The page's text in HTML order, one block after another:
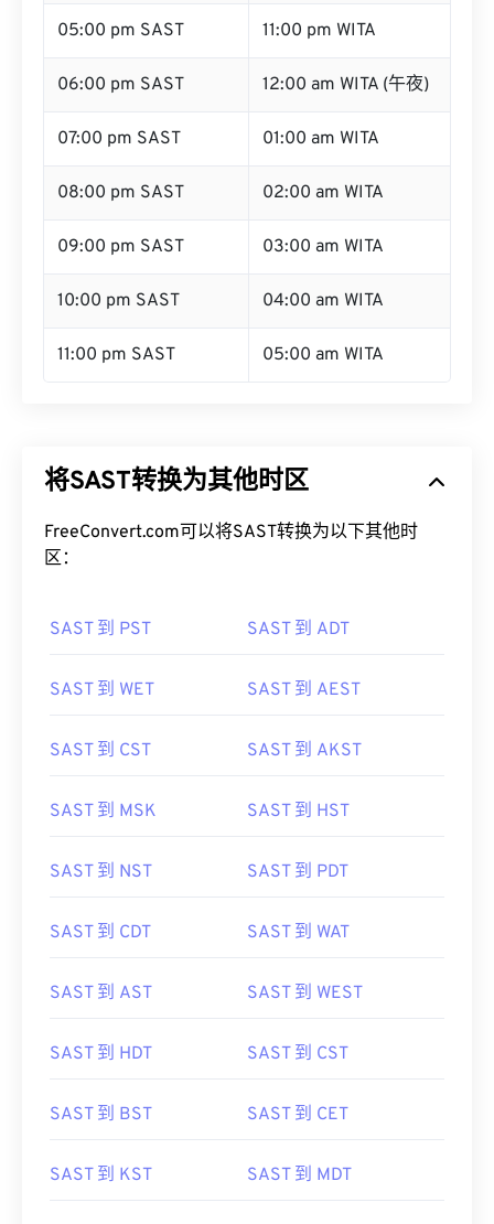
05:00 pm SAST 11:00 pm WITA
06:00 pm SAST 12:00 am WITA (午夜)
07:00 pm SAST 01:00 am WITA
08:00 pm SAST 02:00 am WITA
09:00 pm SAST 03:00 am WITA
10:00 pm SAST 04:00 am WITA
11:00 pm SAST 05:00 am WITA
将SAST转换为其他时区
FreeConvert.com可以将SAST转换为以下其他时
区：
SAST 到 PST SAST 到 ADT
SAST 到 WET SAST 到 AEST
SAST 到 CST SAST 到 AKST
SAST 到 MSK SAST 到 HST
SAST 到 NST SAST 到 PDT
SAST 到 CDT SAST 到 WAT
SAST 到 AST SAST 到 WEST
SAST 到 HDT SAST 到 CST
SAST 到 BST SAST 到 CET
SAST 到 KST SAST 到 MDT